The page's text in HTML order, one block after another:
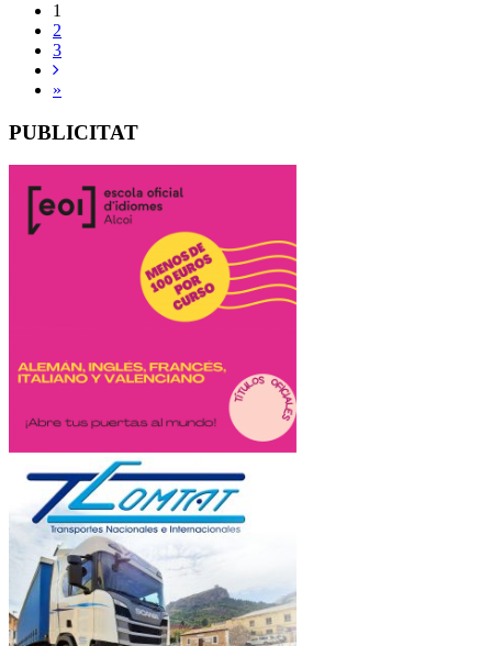
1
2
3
»
PUBLICITAT